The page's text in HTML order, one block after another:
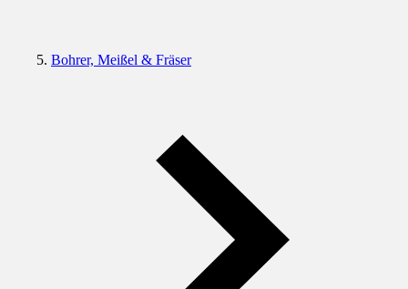
Bohrer, Meißel & Fräser